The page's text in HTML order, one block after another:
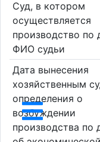
Суд, в котором
осуществляется
производство по
ФИО судьи
Дата вынесения
хозяйственным
определения о
возбуждении
производства по